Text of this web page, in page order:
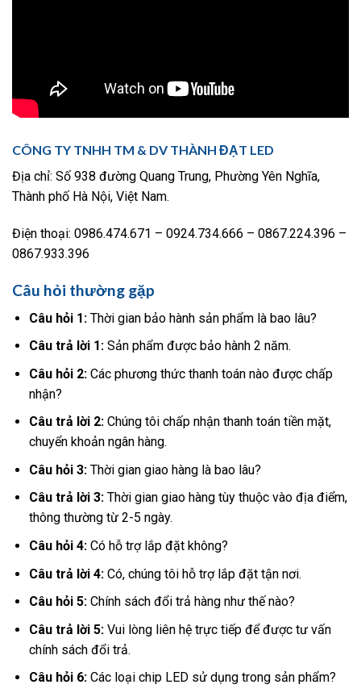
CÔNG TY TNHH TM & DV THÀNH ĐẠT LED
Địa chỉ: Số 938 đường Quang Trung, Phường Yên Nghĩa,
Thành phố Hà Nội, Việt Nam.
Điện thoại: 0986.474.671 – 0924.734.666 – 0867.224.396 –
0867.933.396
Câu hỏi thường gặp
Câu hỏi 1:Thời gian bảo hành sản phẩm là bao lâu?
Câu trả lời 1:Sản phẩm được bảo hành 2 năm.
Câu hỏi 2:Các phương thức thanh toán nào được chấp
nhận?
Câu trả lời 2:Chúng tôi chấp nhận thanh toán tiền mặt,
chuyển khoản ngân hàng.
Câu hỏi 3:Thời gian giao hàng là bao lâu?
Câu trả lời 3:Thời gian giao hàng tùy thuộc vào địa điểm,
thông thường từ 2-5 ngày.
Câu hỏi 4:Có hỗ trợ lắp đặt không?
Câu trả lời 4:Có, chúng tôi hỗ trợ lắp đặt tận nơi.
Câu hỏi 5:Chính sách đổi trả hàng như thế nào?
Câu trả lời 5:Vui lòng liên hệ trực tiếp để được tư vấn
chính sách đổi trả.
Câu hỏi 6:Các loại chip LED sử dụng trong sản phẩm?